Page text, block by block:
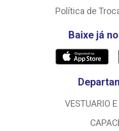
Política de
Baixe já
VESTUARIO